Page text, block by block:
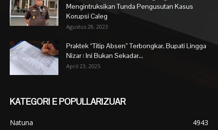
Mengintruksikan Tunda Pengusutan Kasus
Korupsi Caleg
Agustus 28, 2023
Praktek “Titip Absen” Terbongkar, Bupati Lingga
Nizar : Ini Bukan Sekadar...
April 23, 2025
KATEGORI E POPULLARIZUAR
Natuna
4943